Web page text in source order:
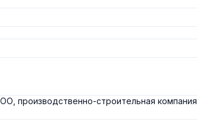
производственно-строительная компания